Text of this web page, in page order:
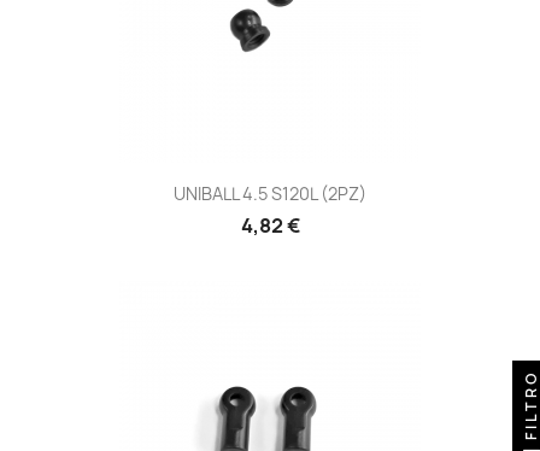
UNIBALL 4.5 S120L (2PZ)
Prezzo
4,82 €
FILTRO